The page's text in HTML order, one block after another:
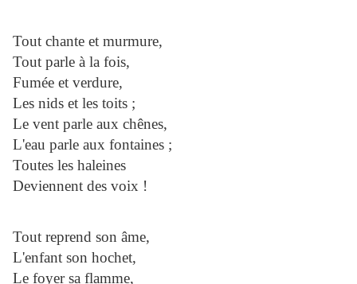
Tout chante et murmure,
Tout parle à la fois,
Fumée et verdure,
Les nids et les toits ;
Le vent parle aux chênes,
L'eau parle aux fontaines ;
Toutes les haleines
Deviennent des voix !
Tout reprend son âme,
L'enfant son hochet,
Le foyer sa flamme,